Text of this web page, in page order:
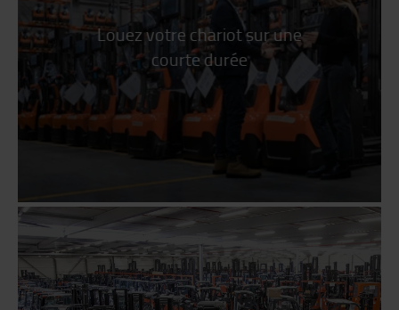
Louez votre chariot sur une
courte durée